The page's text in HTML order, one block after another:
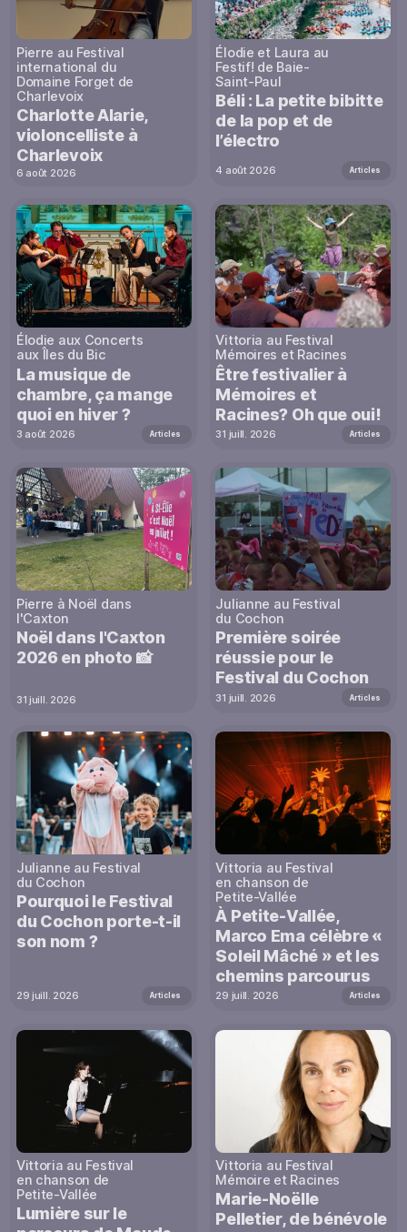
Pierre au Festival
international du
Domaine Forget de
Charlevoix
Charlotte Alarie,
violoncelliste à
Charlevoix
6 août 2026
Élodie et Laura au
Festif! de Baie-
Saint-Paul
Béli : La petite bibitte
de la pop et de
l’électro
4 août 2026 Articles
Élodie aux Concerts
aux Îles du Bic
La musique de
chambre, ça mange
quoi en hiver ?
3 août 2026 Articles
Vittoria au Festival
Mémoires et Racines
Être festivalier à
Mémoires et
Racines? Oh que oui!
31 juill. 2026 Articles
Pierre à Noël dans
l'Caxton
Noël dans l'Caxton
2026 en photo 📸
31 juill. 2026
Julianne au Festival
du Cochon
Première soirée
réussie pour le
Festival du Cochon
31 juill. 2026 Articles
Julianne au Festival
du Cochon
Pourquoi le Festival
du Cochon porte-t-il
son nom ?
29 juill. 2026 Articles
Vittoria au Festival
en chanson de
Petite-Vallée
À Petite-Vallée,
Marco Ema célèbre «
Soleil Mâché » et les
chemins parcourus
29 juill. 2026 Articles
Vittoria au Festival
en chanson de
Petite-Vallée
Lumière sur le
Vittoria au Festival
Mémoire et Racines
Marie-Noëlle
Pelletier, de bénévole